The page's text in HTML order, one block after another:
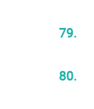
79.
80.